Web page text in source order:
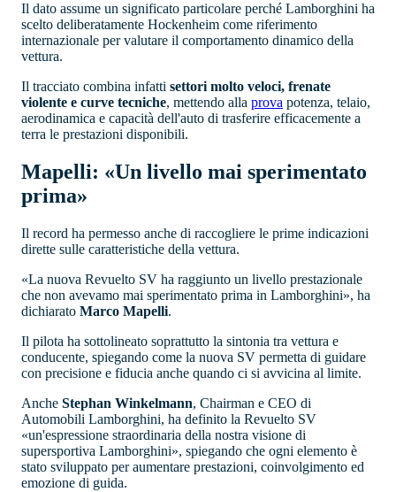
Il dato assume un significato particolare perché Lamborghini ha
scelto deliberatamente Hockenheim come riferimento
internazionale per valutare il comportamento dinamico della
vettura.
Il tracciato combina infatti settori molto veloci, frenate
violente e curve tecniche, mettendo alla prova potenza, telaio,
aerodinamica e capacità dell'auto di trasferire efficacemente a
terra le prestazioni disponibili.
Mapelli: «Un livello mai sperimentato
prima»
Il record ha permesso anche di raccogliere le prime indicazioni
dirette sulle caratteristiche della vettura.
«La nuova Revuelto SV ha raggiunto un livello prestazionale
che non avevamo mai sperimentato prima in Lamborghini», ha
dichiarato Marco Mapelli.
Il pilota ha sottolineato soprattutto la sintonia tra vettura e
conducente, spiegando come la nuova SV permetta di guidare
con precisione e fiducia anche quando ci si avvicina al limite.
Anche Stephan Winkelmann, Chairman e CEO di
Automobili Lamborghini, ha definito la Revuelto SV
«un'espressione straordinaria della nostra visione di
supersportiva Lamborghini», spiegando che ogni elemento è
stato sviluppato per aumentare prestazioni, coinvolgimento ed
emozione di guida.